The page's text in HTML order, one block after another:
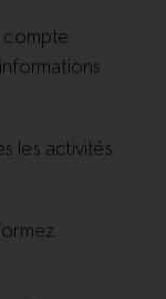
compte
les activités